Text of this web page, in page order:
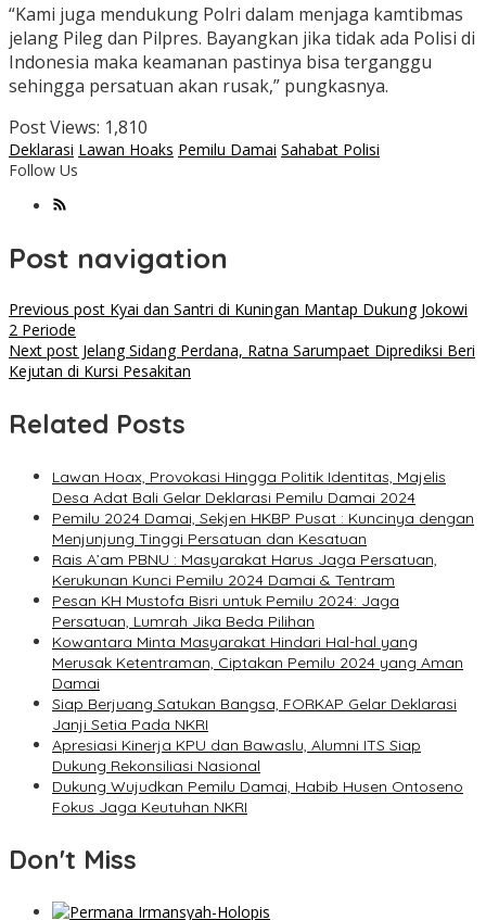
“Kami juga mendukung Polri dalam menjaga kamtibmas
jelang Pileg dan Pilpres. Bayangkan jika tidak ada Polisi di
Indonesia maka keamanan pastinya bisa terganggu
sehingga persatuan akan rusak,” pungkasnya.
Post Views: 1,810
Deklarasi Lawan Hoaks Pemilu Damai Sahabat Polisi
Follow Us
Post navigation
Previous post Kyai dan Santri di Kuningan Mantap Dukung Jokowi
2 Periode
Next post Jelang Sidang Perdana, Ratna Sarumpaet Diprediksi Beri
Kejutan di Kursi Pesakitan
Related Posts
Lawan Hoax, Provokasi Hingga Politik Identitas, Majelis
Desa Adat Bali Gelar Deklarasi Pemilu Damai 2024
Pemilu 2024 Damai, Sekjen HKBP Pusat : Kuncinya dengan
Menjunjung Tinggi Persatuan dan Kesatuan
Rais A’am PBNU : Masyarakat Harus Jaga Persatuan,
Kerukunan Kunci Pemilu 2024 Damai & Tentram
Pesan KH Mustofa Bisri untuk Pemilu 2024: Jaga
Persatuan, Lumrah Jika Beda Pilihan
Kowantara Minta Masyarakat Hindari Hal-hal yang
Merusak Ketentraman, Ciptakan Pemilu 2024 yang Aman
Damai
Siap Berjuang Satukan Bangsa, FORKAP Gelar Deklarasi
Janji Setia Pada NKRI
Apresiasi Kinerja KPU dan Bawaslu, Alumni ITS Siap
Dukung Rekonsiliasi Nasional
Dukung Wujudkan Pemilu Damai, Habib Husen Ontoseno
Fokus Jaga Keutuhan NKRI
Don't Miss